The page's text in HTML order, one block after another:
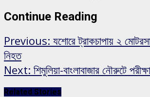
Continue Reading
Previous: যশোরে ট্রাকচাপায় ২
নিহত
Next: শিমুলিয়া-বাংলাবাজার নৌরুটে
Related Stories